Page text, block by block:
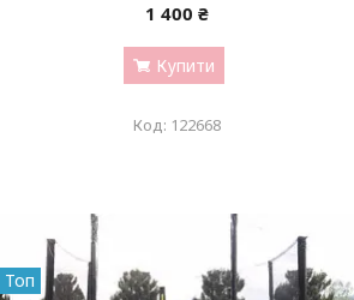
1 400 ₴
Купити
122668
Топ